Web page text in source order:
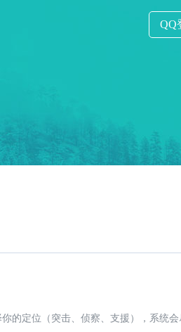
QQ
的定位（突击、侦察、支援），系统